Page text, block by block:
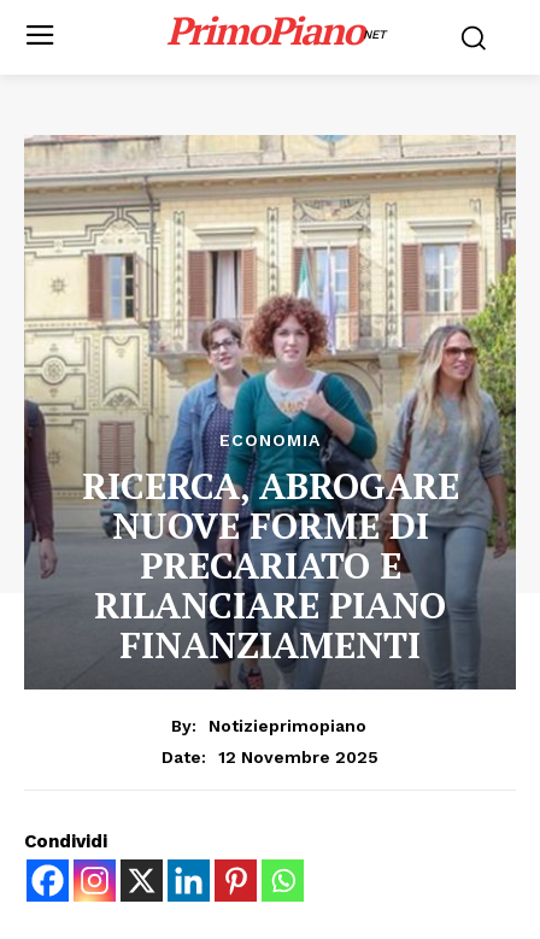
PrimoPianoNET
ECONOMIA
RICERCA, ABROGARE
NUOVE FORME DI
PRECARIATO E
RILANCIARE PIANO
FINANZIAMENTI
By:
Notizieprimopiano
Date:
12 Novembre 2025
Condividi